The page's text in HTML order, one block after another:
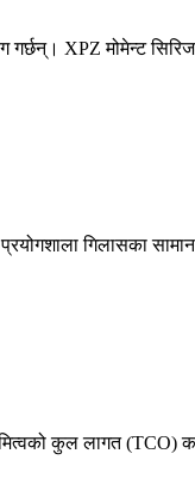
गर्छन्। XPZ मोमेन्ट
गिलासका
कुल लागत (TCO)